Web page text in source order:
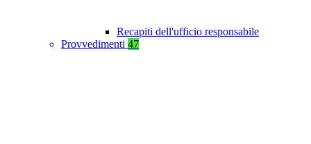
Recapiti dell'ufficio responsabile
Provvedimenti 47